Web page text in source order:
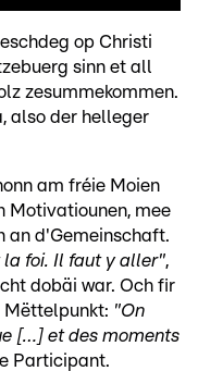
op Christi
sinn et all
zesummekommen.
also der helleger
am fréie Moien
Motivatiounen, mee
an d'Gemeinschaft.
la foi. Il faut y aller",
dobäi war. Och fir
Mëttelpunkt: "On
[…] et des moments
Participant.